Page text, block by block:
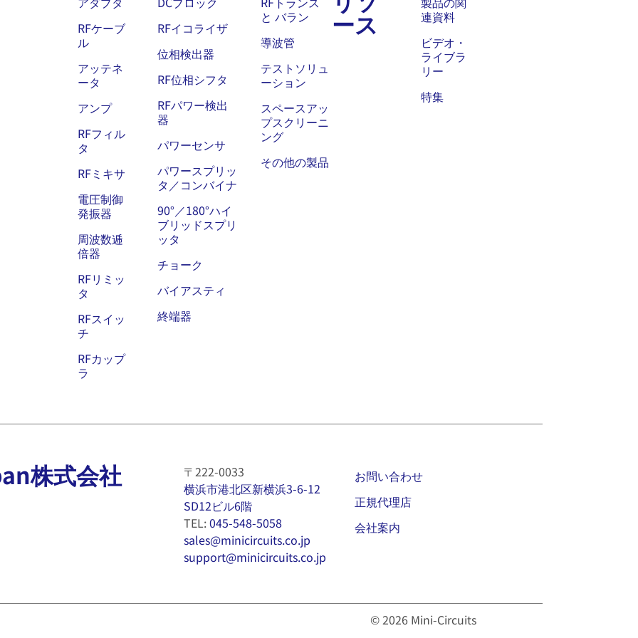
RFケーブ
ル
アッテネ
ータ
アンプ
RFフィル
タ
RFミキサ
電圧制御
発振器
周波数逓
倍器
RFリミッ
タ
RFスイッ
チ
RFカップ
ラ
RFイコライザ
位相検出器
RF位相シフタ
RFパワー検出
器
パワーセンサ
パワースプリッ
タ／コンバイナ
90°／180°ハイ
ブリッドスプリ
ッタ
チョーク
バイアスティ
終端器
と バラン
導波管
テストソリュ
ーション
スペースアッ
プスクリーニ
ング
その他の製品
ース
連資料
ビデオ・
ライブラ
リー
特集
株式会社
〒222-0033
横浜市港北区新横浜3-6-12
SD12ビル6階
TEL:045-548-5058
sales@minicircuits.co.jp
support@minicircuits.co.jp
お問い合わせ
正規代理店
会社案内
© 2026 Mini-Circuits